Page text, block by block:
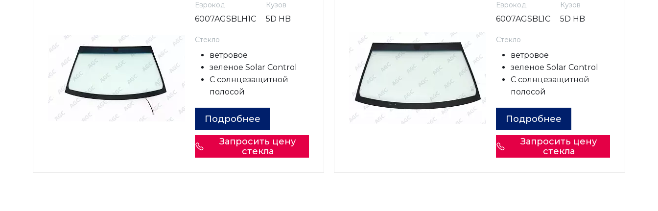
Еврокод
6007AGSBLH1C
Кузов
5D HB
Стекло
ветровое
зеленое Solar Control
С солнцезащитной
полосой
Подробнее
Запросить цену
стекла
Еврокод
6007AGSBL1C
Кузов
5D HB
Стекло
ветровое
зеленое Solar Control
С солнцезащитной
полосой
Подробнее
Запросить цену
стекла